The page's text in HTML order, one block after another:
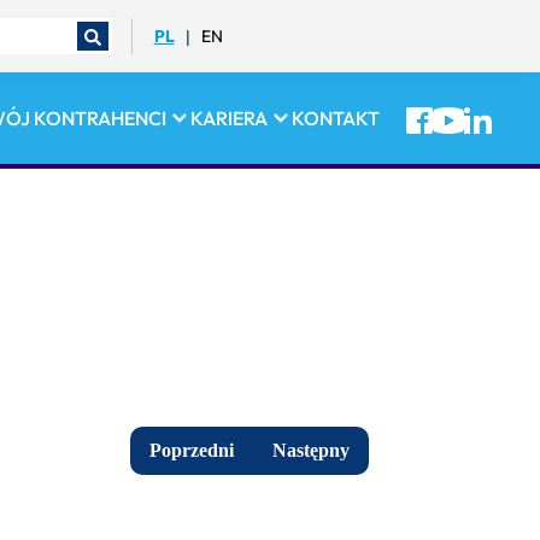
PL | EN
KONTRAHENCI KARIERA KONTAKT
Poprzedni Następny